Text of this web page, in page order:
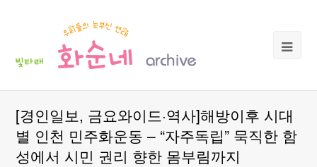
[경인일보, 금요와이드·역사]해방이후 시대
별 인천 민주화운동 – “자주독립” 묵직한 함
성에서 시민 권리 향한 몸부림까지